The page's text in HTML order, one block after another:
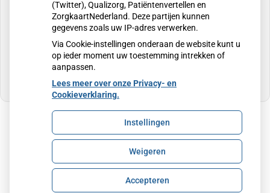
U heeft geen toestemming gegeven voor
externe inhoud die nodig is om dit te zien.
Cookie-instellingen wijzigen
Uw Zorg Online
Cookie-instellingen
(Twitter), Qualizorg, Patiëntenvertellen en
ZorgkaartNederland. Deze partijen kunnen
gegevens zoals uw IP-adres verwerken.
Via Cookie-instellingen onderaan de website kunt u
op ieder moment uw toestemming intrekken of
aanpassen.
Lees meer over onze Privacy- en
Cookieverklaring.
Instellingen
Weigeren
Accepteren